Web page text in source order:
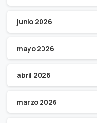
junio 2026
mayo 2026
abril 2026
marzo 2026